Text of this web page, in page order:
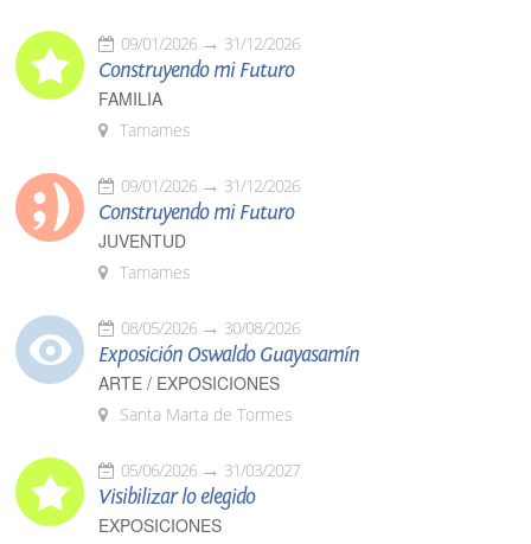
09/01/2026 31/12/2026
Construyendo mi Futuro
FAMILIA
Tamames
09/01/2026 31/12/2026
Construyendo mi Futuro
JUVENTUD
Tamames
08/05/2026 30/08/2026
Exposición Oswaldo Guayasamín
ARTE / EXPOSICIONES
Santa Marta de Tormes
05/06/2026 31/03/2027
Visibilizar lo elegido
EXPOSICIONES